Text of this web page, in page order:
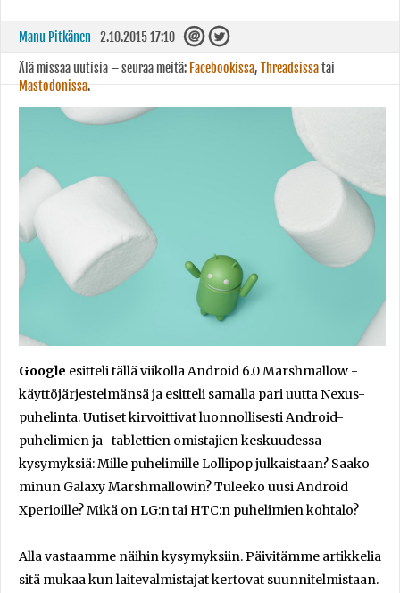
Manu Pitkänen 2.10.2015 17:10
Älä missaa uutisia – seuraa meitä: Facebookissa, Threadsissatai
Mastodonissa.
Google esitteli tällä viikolla Android 6.0 Marshmallow -
käyttöjärjestelmänsä ja esitteli samalla pari uutta Nexus-
puhelinta. Uutiset kirvoittivat luonnollisesti Android-
puhelimien ja -tablettien omistajien keskuudessa
kysymyksiä: Mille puhelimille Lollipop julkaistaan? Saako
minun Galaxy Marshmallowin? Tuleeko uusi Android
Xperioille? Mikä on LG:n tai HTC:n puhelimien kohtalo?
Alla vastaamme näihin kysymyksiin. Päivitämme artikkelia
sitä mukaa kun laitevalmistajat kertovat suunnitelmistaan.